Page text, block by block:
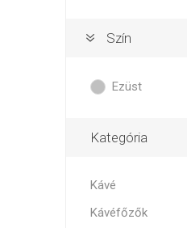
Szín
Ezüst
Kategória
Kávé
Kávéfőzők